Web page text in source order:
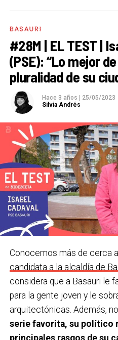
consenso entre los
A Basauri le falta…
A Basauri le sobra…
¿Lo mejor de Basauri?
Unrincónque visitar en
Un libro.‘Palabra de Iñaki’,
Errazkin.
Una película.‘20.000
recomendable.
Una canción o grupo.‘
Una serie. Gambito de dama.
¿Último viaje que has
hacer?Estuvimos en Sevilla
a Escocia.
Último teatro,
BASAURI
#28M | EL TEST |
(PSE): “Lo mejor
pluralidad de su
Hace 3 años | 25/05/2023
Silvia Andrés
Conocemos más de cerca a
candidata a la alcaldía de
considera que a Basauri le
para la gente joven y le
arquitectónicas. Además,
serie favorita, su político
principales rasgos de su